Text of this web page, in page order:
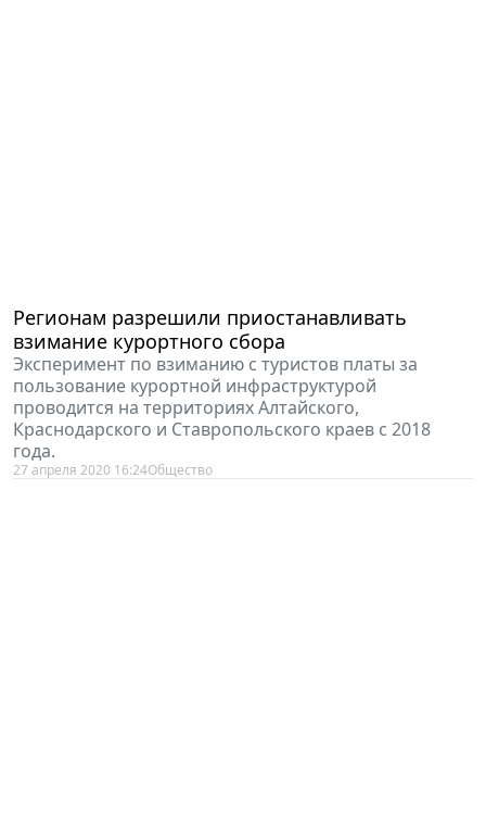
Регионам разрешили приостанавливать
взимание курортного сбора
Эксперимент по взиманию с туристов платы за
пользование курортной инфраструктурой
проводится на территориях Алтайского,
Краснодарского и Ставропольского краев с 2018
года.
27 апреля 2020 16:24Общество